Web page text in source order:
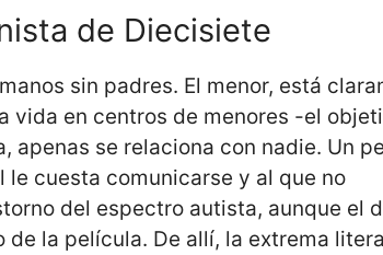
de Diecisiete
sin padres. El menor, está
vida en centros de menores -el
apenas se relaciona con nadie. Un
cuesta comunicarse y al que no
del espectro autista, aunque el
de la película. De allí, la extrema